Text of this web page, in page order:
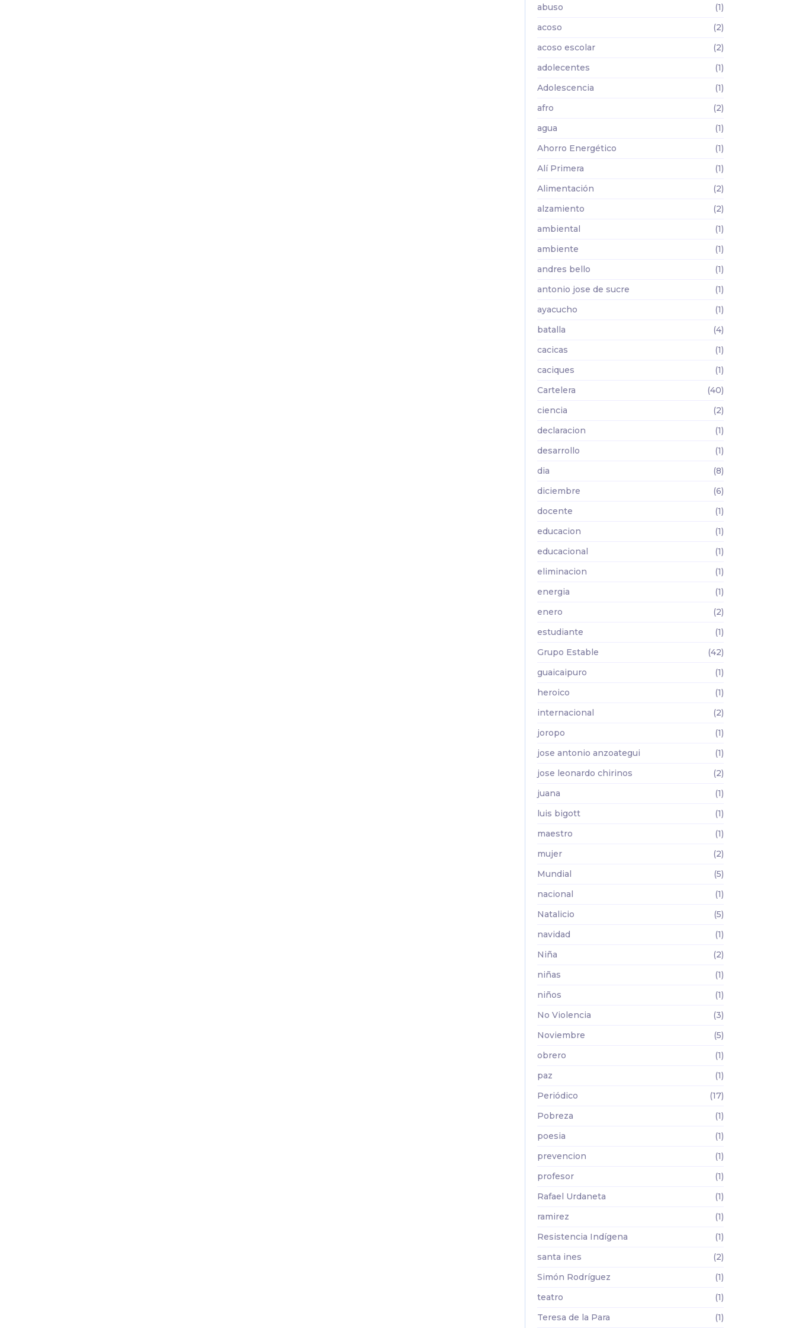
abuso
(1)
acoso
(2)
acoso escolar
(2)
adolecentes
(1)
Adolescencia
(1)
afro
(2)
agua
(1)
Ahorro Energético
(1)
Alí Primera
(1)
Alimentación
(2)
alzamiento
(2)
ambiental
(1)
ambiente
(1)
andres bello
(1)
antonio jose de sucre
(1)
ayacucho
(1)
batalla
(4)
cacicas
(1)
caciques
(1)
Cartelera
(40)
ciencia
(2)
declaracion
(1)
desarrollo
(1)
dia
(8)
diciembre
(6)
docente
(1)
educacion
(1)
educacional
(1)
eliminacion
(1)
energia
(1)
enero
(2)
estudiante
(1)
Grupo Estable
(42)
guaicaipuro
(1)
heroico
(1)
internacional
(2)
joropo
(1)
jose antonio anzoategui
(1)
jose leonardo chirinos
(2)
juana
(1)
luis bigott
(1)
maestro
(1)
mujer
(2)
Mundial
(5)
nacional
(1)
Natalicio
(5)
navidad
(1)
Niña
(2)
niñas
(1)
niños
(1)
No Violencia
(3)
Noviembre
(5)
obrero
(1)
paz
(1)
Periódico
(17)
Pobreza
(1)
poesia
(1)
prevencion
(1)
profesor
(1)
Rafael Urdaneta
(1)
ramirez
(1)
Resistencia Indígena
(1)
santa ines
(2)
Simón Rodríguez
(1)
teatro
(1)
Teresa de la Para
(1)